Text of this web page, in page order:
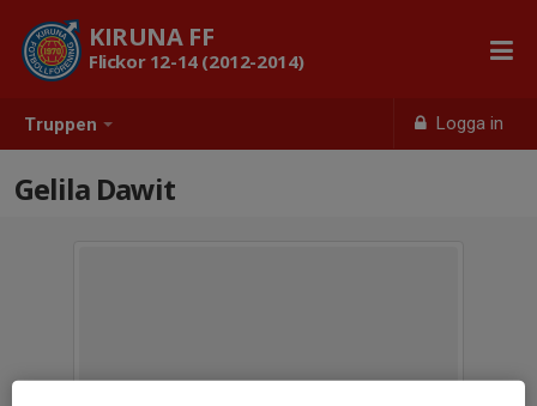
Truppen Logga in
KIRUNA FF
Flickor 12-14 (2012-2014)
Gelila Dawit